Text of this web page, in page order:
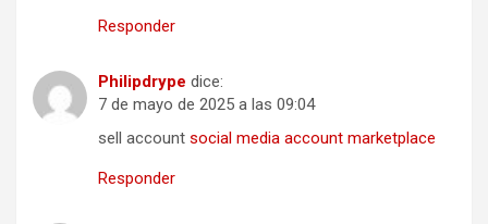
Responder
Philipdrype dice:
7 de mayo de 2025 a las 09:04
sell account social media account marketplace
Responder